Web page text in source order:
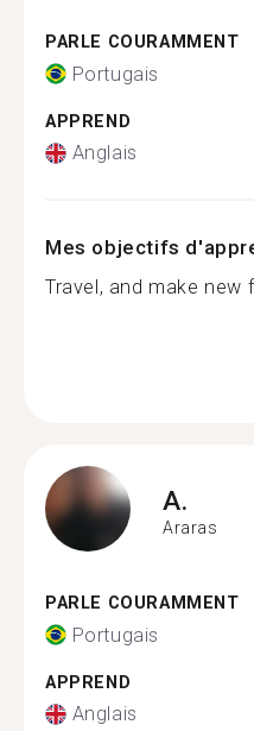
PARLE COURAMMENT
Portugais
APPREND
Anglais
Mes objectifs
Travel, and make new
A.
Araras
PARLE COURAMMENT
Portugais
APPREND
Anglais